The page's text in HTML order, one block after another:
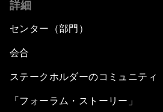
詳細
センター（部門）
会合
ステークホルダーのコミュニティ
「フォーラム・ストーリー」